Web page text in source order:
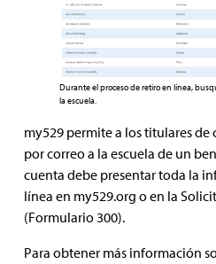
Durante el proceso de retiro en línea,
la escuela.
my529 permite a los titulares
por correo a la escuela de un
cuenta debe presentar toda la
línea en my529.org o en la
(Formulario 300).
Para obtener más información